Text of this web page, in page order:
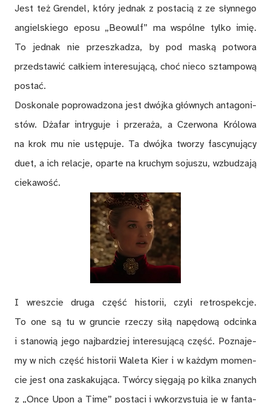
Jest też Gren­del, któ­ry jed­nak z po­sta­cią z ze słyn­ne­go
an­giel­skie­go epo­su „Be­owulf” ma wspól­ne tyl­ko imię.
To jed­nak nie prze­szka­dza, by pod ma­ską po­two­ra
przed­sta­wić cał­kiem in­te­re­su­ją­cą, choć nie­co sztam­po­wą
po­stać.
Do­sko­na­le po­pro­wa­dzo­na jest dwój­ka głów­nych an­ta­go­ni­
stów. Dża­far in­try­gu­je i prze­ra­ża, a Czer­wo­na Kró­lo­wa
na krok mu nie ustę­pu­je. Ta dwój­ka two­rzy fa­scy­nu­ją­cy
duet, a ich re­la­cje, opar­te na kru­chym so­ju­szu, wzbu­dza­ją
cie­ka­wość.
I wresz­cie dru­ga część hi­sto­rii, czy­li re­tro­spek­cje.
To one są tu w grun­cie rze­czy si­łą na­pę­do­wą od­cin­ka
i sta­no­wią jego naj­bar­dziej in­te­re­su­ją­cą część. Po­zna­je­
my w nich część hi­sto­rii Wa­le­ta Kier i w każ­dym mo­men­
cie jest ona za­ska­ku­ją­ca. Twór­cy się­ga­ją po kil­ka zna­nych
z „On­ce Upon a Time” po­sta­ci i wy­ko­rzy­stu­ją je w fan­ta­